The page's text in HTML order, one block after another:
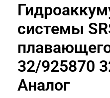
системы
32/925870
Аналог